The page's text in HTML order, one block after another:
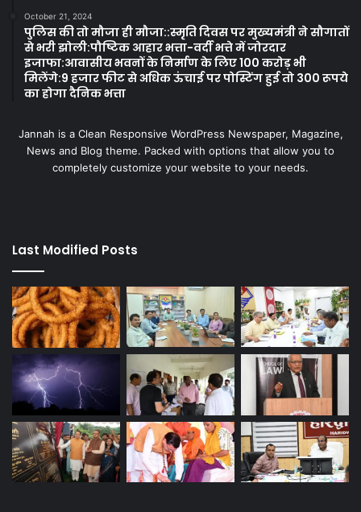
October 21, 2024
पुलिस की तो मौजा ही मौजा::स्मृति दिवस पर मुख्यमंत्री ने सौगातों
से भरी झोली:पौष्टिक आहार भत्ता-वर्दी भत्ते में जोरदार
इजाफा:आवासीय भवनों के निर्माण के लिए 100 करोड़ भी
मिलेंगे:9 हजार फीट से अधिक ऊंचाई पर पोस्टिंग हुई तो 300 रूपये
का होगा दैनिक भत्ता
Jannah is a Clean Responsive WordPress Newspaper, Magazine,
News and Blog theme. Packed with options that allow you to
completely customize your website to your needs.
Last Modified Posts